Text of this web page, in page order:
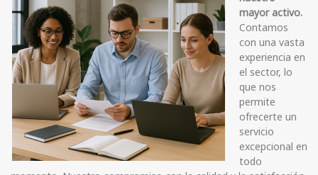
mayor activo.
Contamos
con una vasta
experiencia en
el sector, lo
que nos
permite
ofrecerte un
servicio
excepcional en
todo